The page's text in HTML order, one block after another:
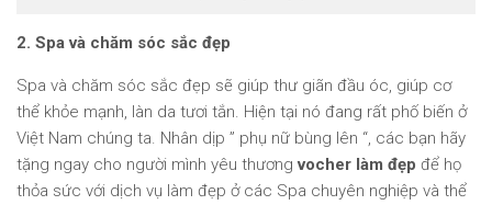
2. Spa và chăm sóc sắc đẹp
Spa và chăm sóc sắc đẹp sẽ giúp thư giãn đầu óc, giúp cơ
thể khỏe mạnh, làn da tươi tắn. Hiện tại nó đang rất phố biến ở
Việt Nam chúng ta. Nhân dịp ” phụ nữ bùng lên “, các bạn hãy
tặng ngay cho người mình yêu thươngvocher làm đẹp để họ
thỏa sức với dịch vụ làm đẹp ở các Spa chuyên nghiệp và thể